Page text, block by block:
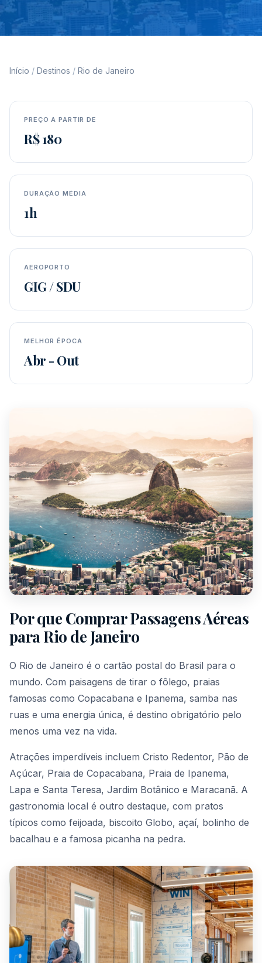
Início / Destinos / Rio de Janeiro
PREÇO A PARTIR DE
R$ 180
DURAÇÃO MÉDIA
1h
AEROPORTO
GIG / SDU
MELHOR ÉPOCA
Abr - Out
Por que Comprar Passagens Aéreas
para Rio de Janeiro
O Rio de Janeiro é o cartão postal do Brasil para o
mundo. Com paisagens de tirar o fôlego, praias
famosas como Copacabana e Ipanema, samba nas
ruas e uma energia única, é destino obrigatório pelo
menos uma vez na vida.
Atrações imperdíveis incluem Cristo Redentor, Pão de
Açúcar, Praia de Copacabana, Praia de Ipanema,
Lapa e Santa Teresa, Jardim Botânico e Maracanã. A
gastronomia local é outro destaque, com pratos
típicos como feijoada, biscoito Globo, açaí, bolinho de
bacalhau e a famosa picanha na pedra.